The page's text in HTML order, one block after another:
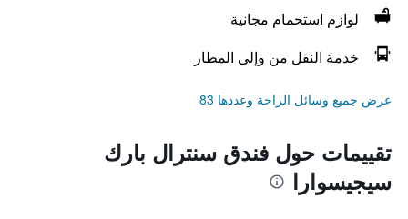
لوازم استحمام مجانية
خدمة النقل من وإلى المطار
عرض جميع وسائل الراحة وعددها 83
تقييمات حول فندق سنترال بارك
سيجيسوارا